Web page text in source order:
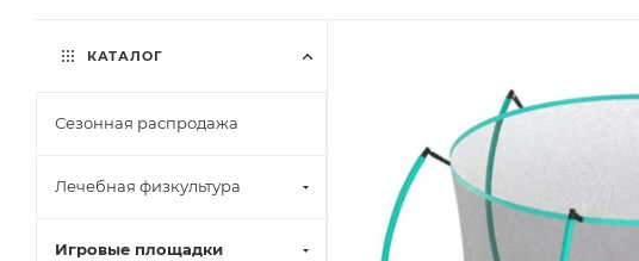
КАТАЛОГ
Сезонная распродажа
Лечебная физкультура
Игровые площадки